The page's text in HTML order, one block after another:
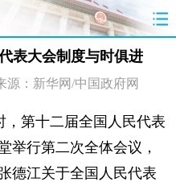
最新报道 两会公告
授权发布 直播
图片 思客
表大会制度与时俱进
源：新华网/中国政府网
第十二届全国人民代表
举行第二次全体会议，
德江关于全国人民代表